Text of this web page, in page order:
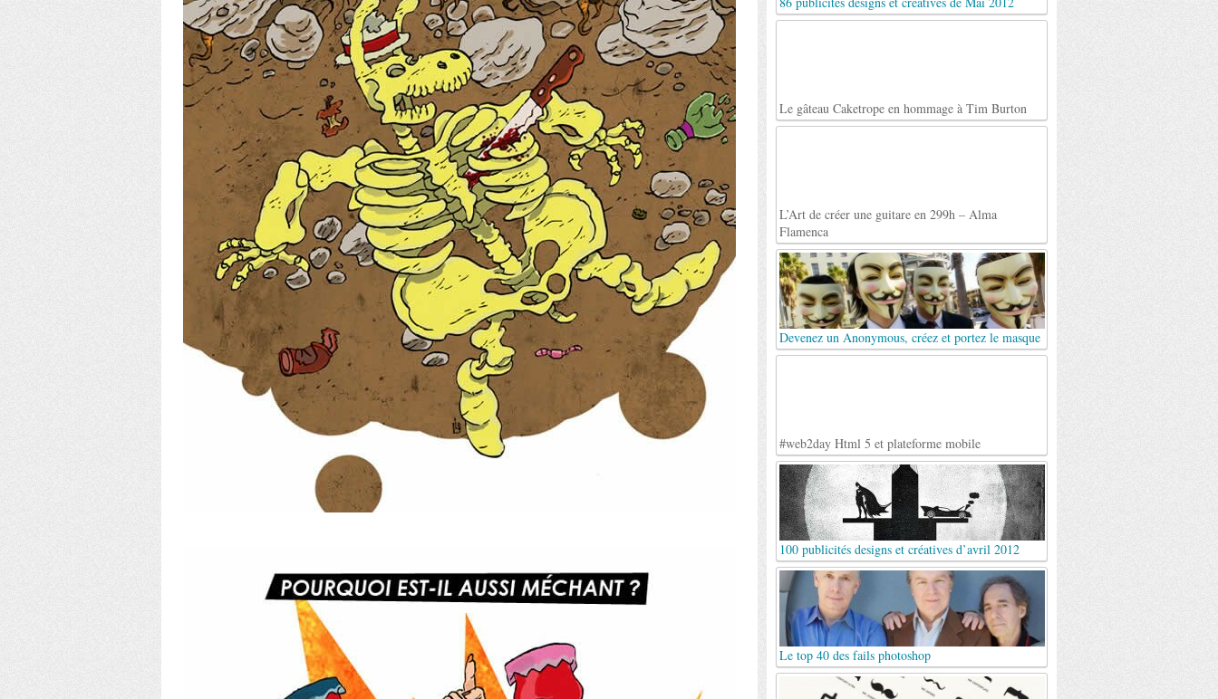
Le gâteau Caketrope en hommage à Tim Burton
L’Art de créer une guitare en 299h – Alma
Flamenca
Devenez un Anonymous, créez et portez le masque
#web2day Html 5 et plateforme mobile
100 publicités designs et créatives d’avril 2012
Le top 40 des fails photoshop